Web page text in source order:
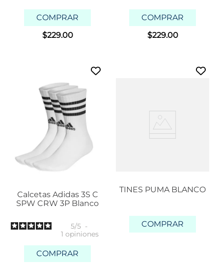
COMPRAR
$229.00
COMPRAR
$229.00
Calcetas Adidas 3S C
SPW CRW 3P Blanco
5/5 -
1 opiniones
COMPRAR
TINES PUMA BLANCO
COMPRAR